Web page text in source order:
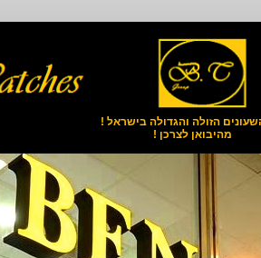
הזולה והגדולה בישראל !
מהיבואן לצרכן !